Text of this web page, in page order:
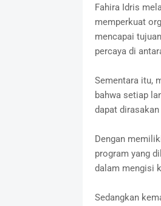
Fahira Idris
memperkuat
mencapai
percaya di
Sementara itu,
bahwa setiap
dapat
Dengan
program yang
dalam mengisi
Sedangkan